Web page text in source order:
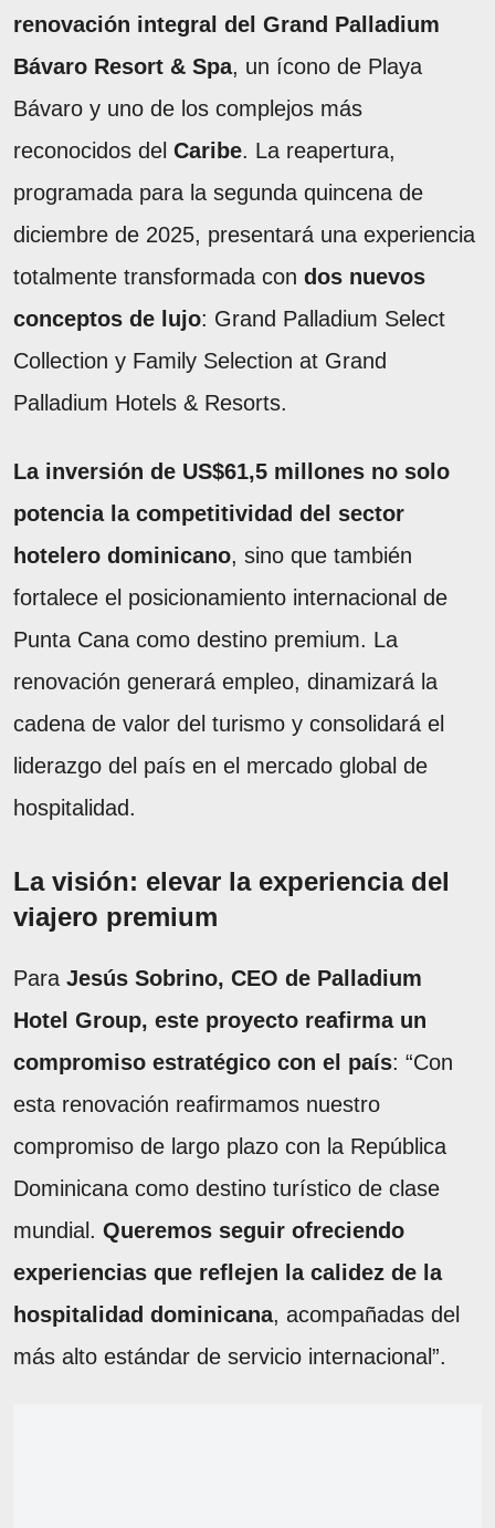
renovación integral del Grand Palladium
Bávaro Resort & Spa, un ícono de Playa
Bávaro y uno de los complejos más
reconocidos del Caribe. La reapertura,
programada para la segunda quincena de
diciembre de 2025, presentará una experiencia
totalmente transformada con dos nuevos
conceptos de lujo: Grand Palladium Select
Collection y Family Selection at Grand
Palladium Hotels & Resorts.
La inversión de US$61,5 millones no solo
potencia la competitividad del sector
hotelero dominicano, sino que también
fortalece el posicionamiento internacional de
Punta Cana como destino premium. La
renovación generará empleo, dinamizará la
cadena de valor del turismo y consolidará el
liderazgo del país en el mercado global de
hospitalidad.
La visión: elevar la experiencia del
viajero premium
Para Jesús Sobrino, CEO de Palladium
Hotel Group, este proyecto reafirma un
compromiso estratégico con el país: “Con
esta renovación reafirmamos nuestro
compromiso de largo plazo con la República
Dominicana como destino turístico de clase
mundial. Queremos seguir ofreciendo
experiencias que reflejen la calidez de la
hospitalidad dominicana, acompañadas del
más alto estándar de servicio internacional”.